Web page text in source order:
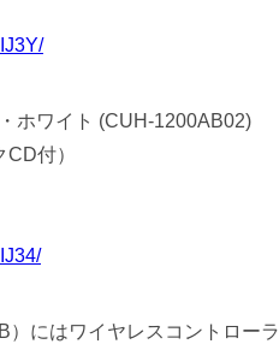
ホワイト (CUH-1200AB02)
付）
にはワイヤレスコントローラ